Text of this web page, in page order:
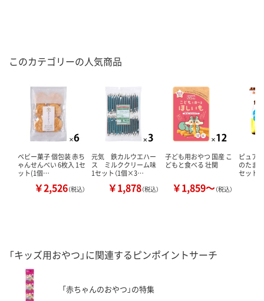
このカテゴリーの人気商品
ベビー菓子 個包装 赤ち
ゃんせんべい 6枚入 1セ
ット(1個…
￥2,526（税込）
元気 鉄カルウエハー
ス ミルククリーム味
1セット（1個×3…
￥1,878（税込）
子ども用おやつ 国産 こ
どもと食べる 壮関
￥1,859～（税込）
ピュア
のたま
セット
「キッズ用おやつ」に関連するピンポイントサーチ
「赤ちゃんのおやつ」の特集